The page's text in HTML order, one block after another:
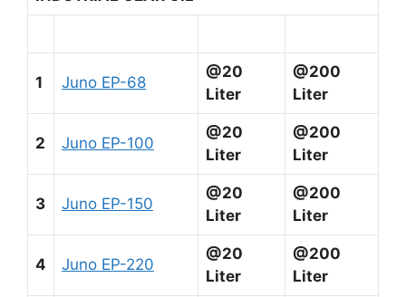
1 Juno EP-68
@20
Liter
@200
Liter
2 Juno EP-100
@20
Liter
@200
Liter
3 Juno EP-150
@20
Liter
@200
Liter
4 Juno EP-220
@20
Liter
@200
Liter